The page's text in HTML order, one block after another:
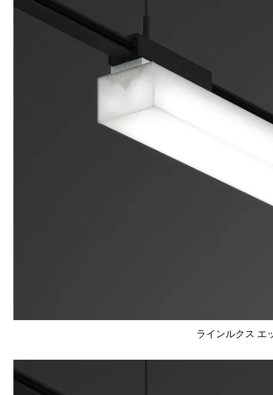
ラインルクス エ